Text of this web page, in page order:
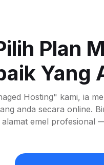
Plan
Yang
Hosting" kami, ia
anda secara online.
alamat emel profesional